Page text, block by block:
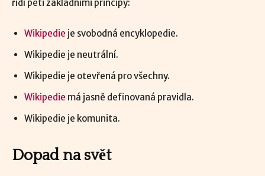
řídí pěti základními principy:
Wikipedie je svobodná encyklopedie.
Wikipedie je neutrální.
Wikipedie je otevřená pro všechny.
Wikipedie má jasně definovaná pravidla.
Wikipedie je komunita.
Dopad na svět